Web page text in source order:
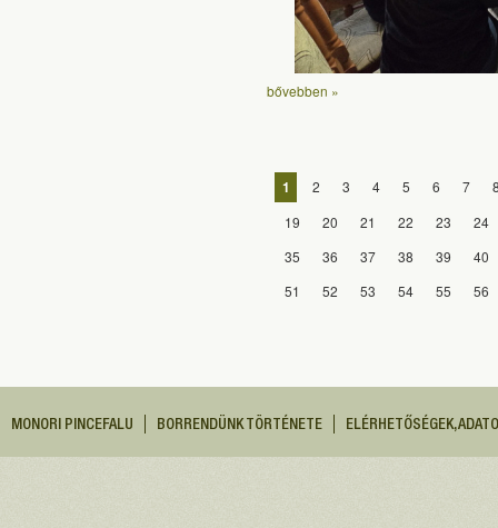
bővebben »
1 2 3 4 5 6 7
19
20 21 22 23
24
35
36 37 38 39
40
51
52 53 54 55 56
MONORI PINCEFALU BORRENDÜNK TÖRTÉNETE ELÉRHETŐSÉGEK,